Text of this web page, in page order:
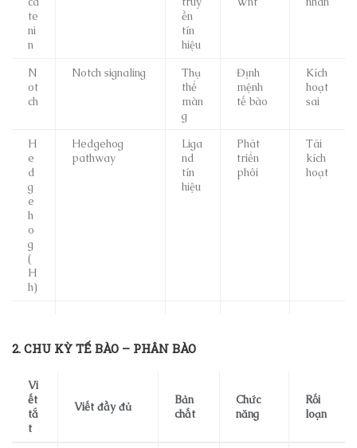
te
ni
n
ền
tín
hiệu
N
ot
ch
Notch signaling
Thụ
thể
màn
g
Định
mệnh
tế bào
Kích
hoạt
sai
H
e
d
g
e
h
o
g
(
H
h)
Hedgehog
pathway
Liga
nd
tín
hiệu
Phát
triển
phôi
Tái
kích
hoạt
2. CHU KỲ TẾ BÀO – PHÂN BÀO
Vi
ết
tắ
t
Viết đầy đủ
Bản
chất
Chức
năng
Rối
loạn